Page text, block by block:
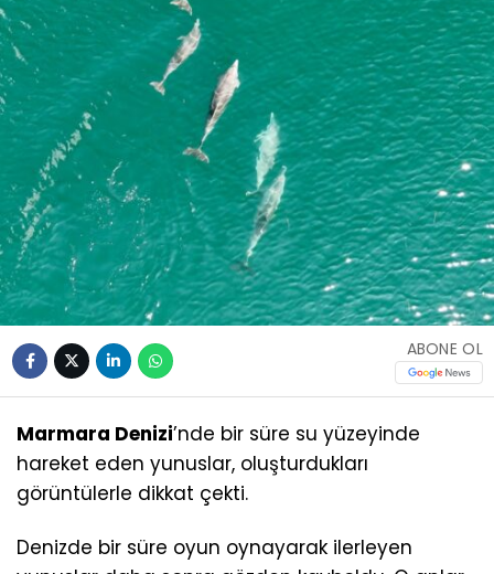
ABONE OL
Marmara Denizi’nde bir süre su yüzeyinde
hareket eden yunuslar, oluşturdukları
görüntülerle dikkat çekti.
Denizde bir süre oyun oynayarak ilerleyen